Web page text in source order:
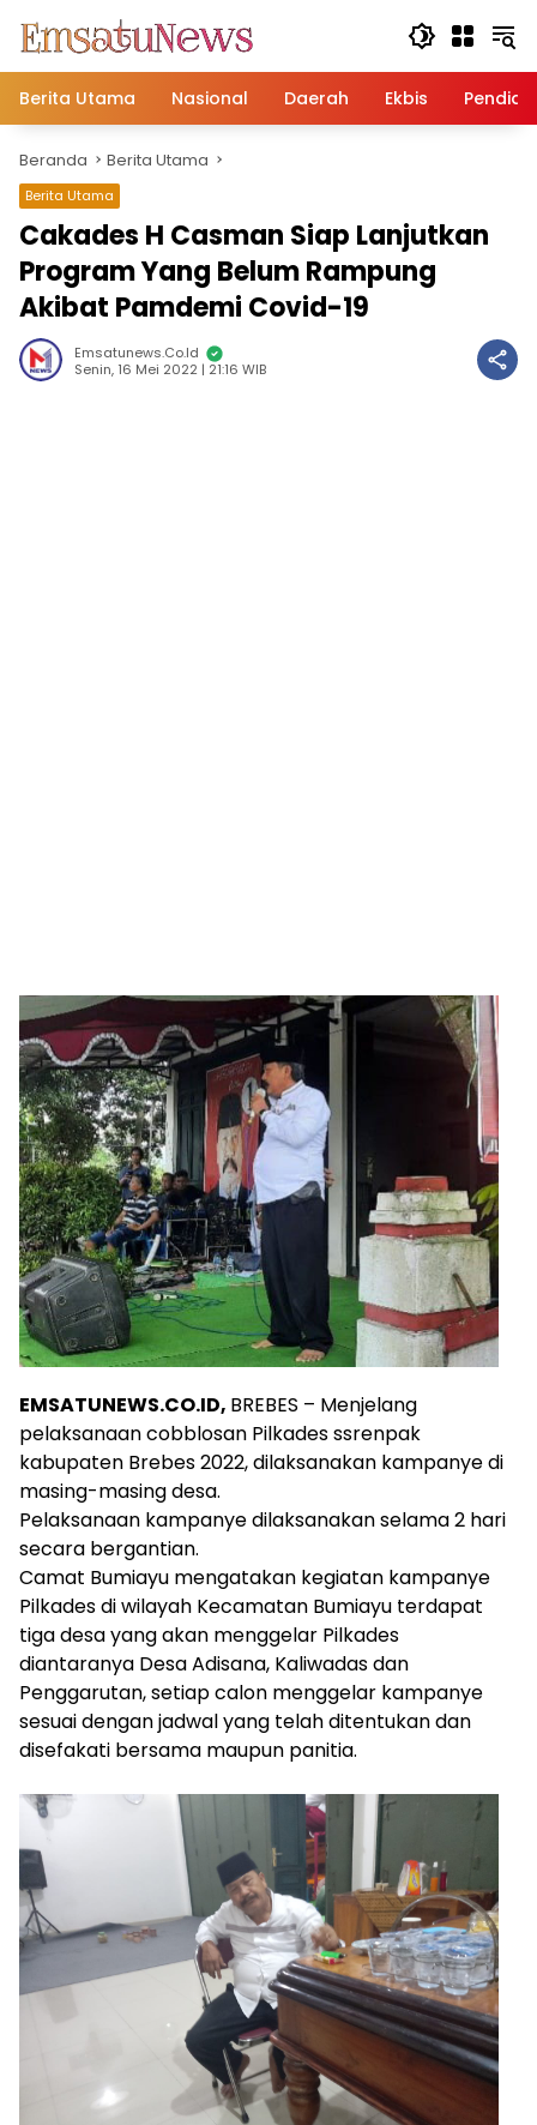
konten
Berita Utama
Nasional Daerah Ekbis
Beranda Berita Utama
Berita Utama
Cakades H Casman Siap Lanjutkan
Program Yang Belum Rampung
Akibat Pamdemi Covid-19
Emsatunews.co.id
Senin, 16 Mei 2022 | 21:16 WIB
EMSATUNEWS.CO.ID, BREBES – Menjelang
pelaksanaan cobblosan Pilkades ssrenpak
kabupaten Brebes 2022, dilaksanakan kampanye di
masing-masing desa.
Pelaksanaan kampanye dilaksanakan selama 2 hari
secara bergantian.
Camat Bumiayu mengatakan kegiatan kampanye
Pilkades di wilayah Kecamatan Bumiayu terdapat
tiga desa yang akan menggelar Pilkades
diantaranya Desa Adisana, Kaliwadas dan
Penggarutan, setiap calon menggelar kampanye
sesuai dengan jadwal yang telah ditentukan dan
disefakati bersama maupun panitia.